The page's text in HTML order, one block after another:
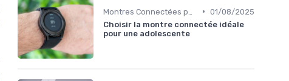
• 01/08/2025
Choisir la montre connectée idéale
pour une adolescente